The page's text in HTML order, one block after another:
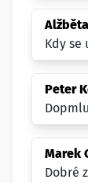
Kdy se
Peter
Marek
Dobré